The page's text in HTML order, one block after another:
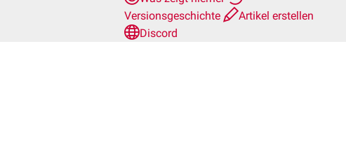
Versionsgeschichte
Artikel erstellen
Discord